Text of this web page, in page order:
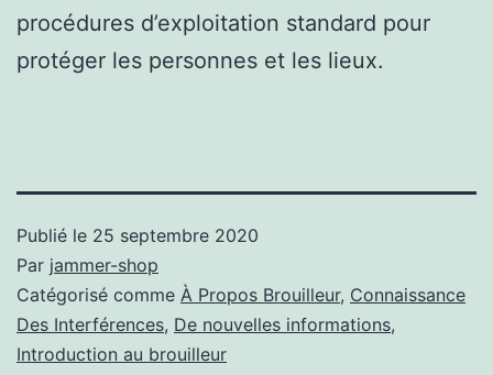
procédures d’exploitation standard pour
protéger les personnes et les lieux.
Publié le 25 septembre 2020
Par jammer-shop
Catégorisé comme À Propos Brouilleur, Connaissance
Des Interférences, De nouvelles informations,
Introduction au brouilleur